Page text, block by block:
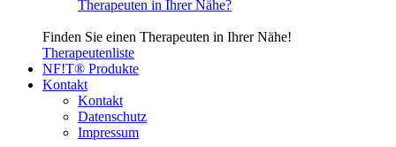
Therapeuten in Ihrer Nähe?
Finden Sie einen Therapeuten in Ihrer Nähe!
Therapeutenliste
NF!T® Produkte
Kontakt
Kontakt
Datenschutz
Impressum